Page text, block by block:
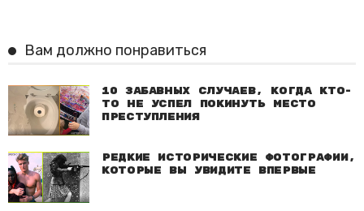
Вам должно понравиться
10 забавных случаев, когда кто-
то не успел покинуть место
преступления
Редкие исторические фотографии,
которые вы увидите впервые